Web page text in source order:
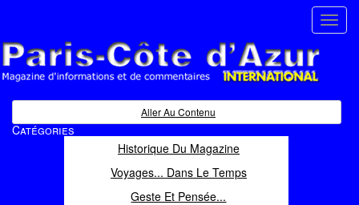
Magazine d'informations et de commentaires
Aller Au Contenu
Catégories
Historique Du Magazine
Voyages... Dans Le Temps
Geste Et Pensée...